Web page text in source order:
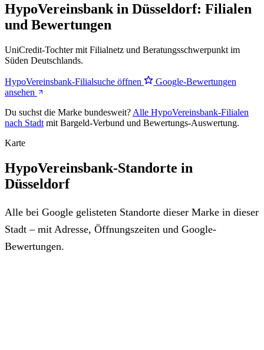
HypoVereinsbank in Düsseldorf: Filialen
und Bewertungen
UniCredit-Tochter mit Filialnetz und Beratungsschwerpunkt im
Süden Deutschlands.
HypoVereinsbank-Filialsuche öffnen
Google-Bewertungen
ansehen
Du suchst die Marke bundesweit? Alle HypoVereinsbank-Filialen
nach Stadt mit Bargeld-Verbund und Bewertungs-Auswertung.
Karte
HypoVereinsbank-Standorte in
Düsseldorf
Alle bei Google gelisteten Standorte dieser Marke in dieser
Stadt – mit Adresse, Öffnungszeiten und Google-
Bewertungen.